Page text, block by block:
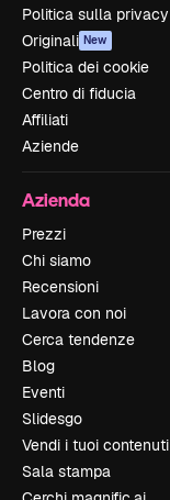
Politica sulla privacy
Originali New
Politica dei cookie
Centro di fiducia
Affiliati
Aziende
Azienda
Prezzi
Chi siamo
Recensioni
Lavora con noi
Cerca tendenze
Blog
Eventi
Slidesgo
Vendi i tuoi contenuti
Sala stampa